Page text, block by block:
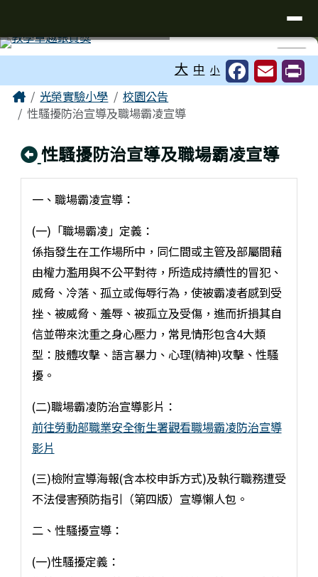
⏸
大 中 小
主內容區域
Home光榮實驗小學
校園公告
性騷擾防治宣導及職場霸凌宣導
回上頁
性騷擾防治宣導及職場霸凌宣導
一、職場霸凌宣導：
(一)「職場霸凌」定義：
係指發生在工作場所中，同仁間或主管及部屬間藉
由權力濫用與不公平對待，所造成持續性的冒犯、
威脅、冷落、孤立或侮辱行為，使被霸凌者感到受
挫、被威脅、羞辱、被孤立及受傷，進而折損其自
信並帶來沈重之身心壓力，常見情形包含4大類
型：肢體攻擊、語言暴力、心理(精神)攻擊、性騷
擾。
(二)職場霸凌防治宣導影片：
前往勞動部職業安全衛生署觀看職場霸凌防治宣導
影片
(三)檢附宣導海報(含本校申訴方式)及執行職務遭受
不法侵害預防指引（第四版）宣導懶人包。
二、性騷擾宣導：
(一)性騷擾定義：
頁尾區域